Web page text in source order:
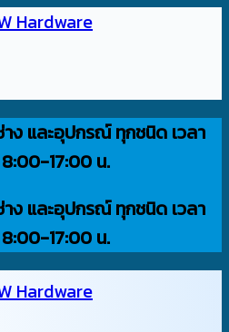
ง และอุปกรณ์ ทุกชนิด เวลา
8:00-17:00 น.
ง และอุปกรณ์ ทุกชนิด เวลา
8:00-17:00 น.